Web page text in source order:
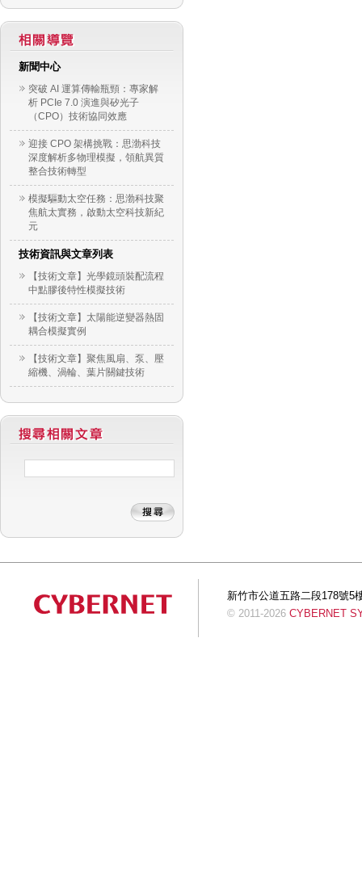
新聞中心
突破 AI 運算傳輸瓶頸：專家解
析 PCIe 7.0 演進與矽光子
（CPO）技術協同效應
迎接 CPO 架構挑戰：思渤科技
深度解析多物理模擬，領航異質
整合技術轉型
模擬驅動太空任務：思渤科技聚
焦航太實務，啟動太空科技新紀
元
技術資訊與文章列表
【技術文章】光學鏡頭裝配流程
中點膠後特性模擬技術
【技術文章】太陽能逆變器熱固
耦合模擬實例
【技術文章】聚焦風扇、泵、壓
縮機、渦輪、葉片關鍵技術
新竹市公道五路二段178號5
© 2011-2026 CYBERNET